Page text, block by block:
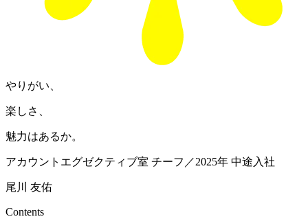
やりがい、
楽しさ、
魅力はあるか。
アカウントエグゼクティブ室 チーフ／2025年 中途入社
尾川 友佑
Contents